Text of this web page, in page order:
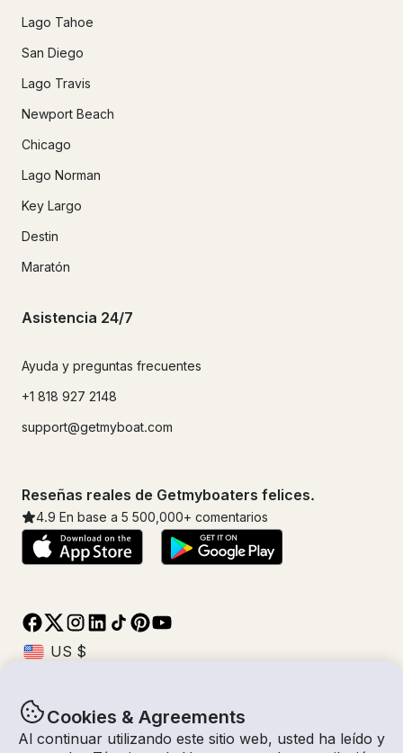
Cookies & Agreements
Al continuar utilizando este sitio web, usted ha leído y
Lago Tahoe
San Diego
Lago Travis
Newport Beach
Chicago
Lago Norman
Key Largo
Destin
Maratón
Asistencia 24/7
Ayuda y preguntas frecuentes
+1 818 927 2148
support@getmyboat.com
Reseñas reales de Getmyboaters felices.
4.9 En base a 5 500,000+ comentarios
© Getmyboat 2026TérminosPrivacidad